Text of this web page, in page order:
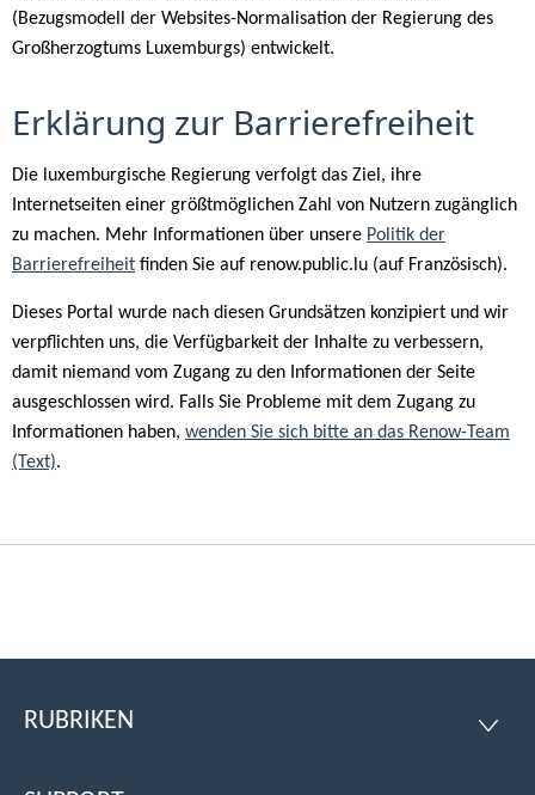
(Bezugsmodell der Websites-Normalisation der Regierung des
Großherzogtums Luxemburgs) entwickelt.
Erklärung zur Barrierefreiheit
Die luxemburgische Regierung verfolgt das Ziel, ihre
Internetseiten einer größtmöglichen Zahl von Nutzern zugänglich
zu machen. Mehr Informationen über unsere Politik der
Barrierefreiheit finden Sie auf renow.public.lu (auf Französisch).
Dieses Portal wurde nach diesen Grundsätzen konzipiert und wir
verpflichten uns, die Verfügbarkeit der Inhalte zu verbessern,
damit niemand vom Zugang zu den Informationen der Seite
ausgeschlossen wird. Falls Sie Probleme mit dem Zugang zu
Informationen haben, wenden Sie sich bitte an das Renow-Team
(Text).
Footer
RUBRIKEN